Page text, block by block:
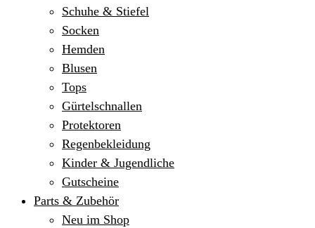
Schuhe & Stiefel
Socken
Hemden
Blusen
Tops
Gürtelschnallen
Protektoren
Regenbekleidung
Kinder & Jugendliche
Gutscheine
Parts & Zubehör
Neu im Shop